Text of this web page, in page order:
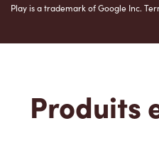
Play is a trademark of Google Inc.
Produits